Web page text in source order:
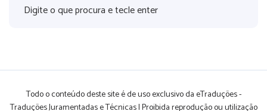
Todo o conteúdo deste site é de uso exclusivo da eTraduções -
Traduções Juramentadas e Técnicas | Proibida reprodução ou utilização